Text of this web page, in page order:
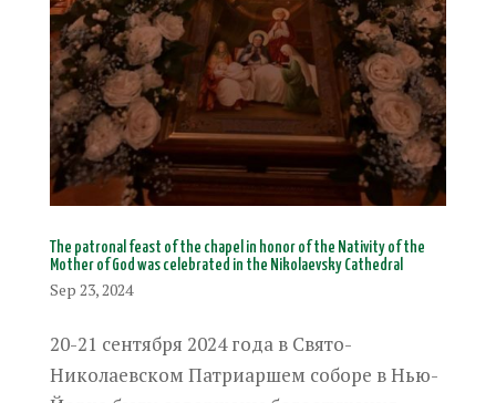
The patronal feast of the chapel in honor of the Nativity of the
Mother of God was celebrated in the Nikolaevsky Cathedral
Sep 23, 2024
20-21 сентября 2024 года в Свято-
Николаевском Патриаршем соборе в Нью-